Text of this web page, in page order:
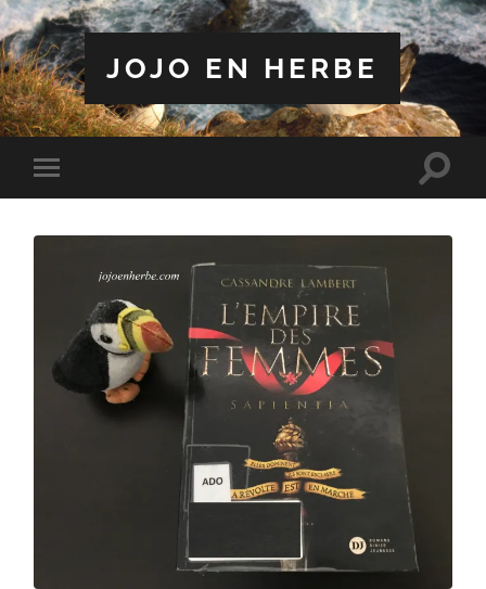
JOJO EN HERBE
Toggle
mobile
Toggle